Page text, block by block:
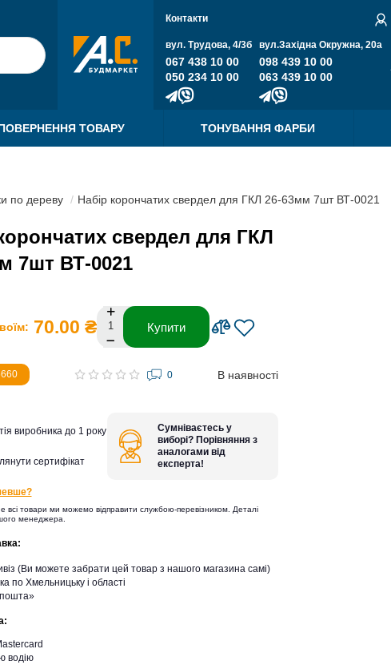
Контакти
вул. Трудова, 4/3б
067 438 10 00
050 234 10 00
вул.Західна Окружна, 20a
098 439 10 00
063 439 10 00
ТОВАРУ ТОНУВАННЯ ФАРБИ
по дереву Набір корончатих свердел для ГКЛ 26-63мм 7шт ВТ-0021
свердел для ГКЛ
7шт ВТ-0021
70.00 ₴ Купити
0 В наявності
виробника до 1 року
сертифікат
Сумніваєтесь у
виборі? Порівняння з
аналогами від
експерта!
всі товари ми можемо відправити службою-перевізником. Деталі
менеджера.
(Ви можете забрати цей товар з нашого магазина самі)
по Хмельницьку і області
водію